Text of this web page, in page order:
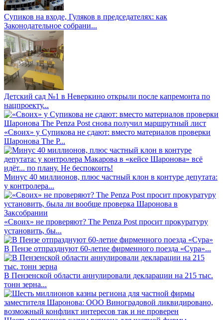
Супиков на входе, Гуляков в председателях: как
Законодательное собрани...
Детский сад №1 в Неверкино открыли после капремонта по
нацпроекту...
«Своих» у Супикова не сдают: вместо материалов проверки
Шаронова The P...
Минус 40 миллионов, плюс частный клон в контуре депутата:
у контролера...
«Своих» не проверяют? The Penza Post просит прокуратуру
установить, бы...
В Пензе отпразднуют 60-летие фирменного поезда «Сура»...
В Пензенской области аннулировали декларации на 215 тыс.
тонн зерна...